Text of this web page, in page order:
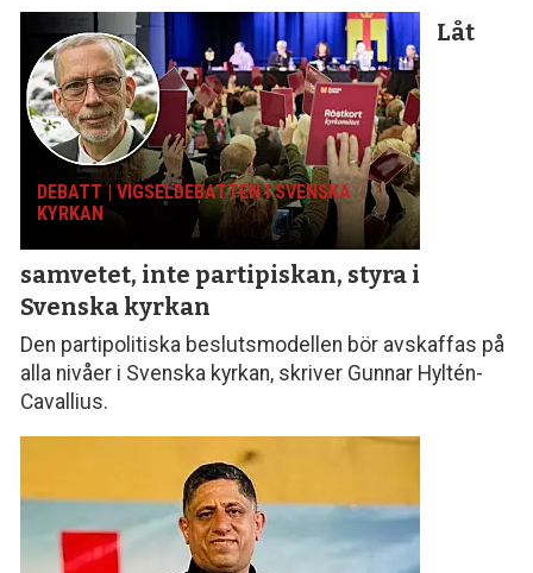
DEBATT | VIGSELDEBATTEN I SVENSKA
KYRKAN
Låt
samvetet, inte parti­piskan, styra i
Svenska kyrkan
Den partipolitiska beslutsmodellen bör avskaffas på
alla nivåer i Svenska kyrkan, skriver Gunnar Hyltén-
Cavallius.